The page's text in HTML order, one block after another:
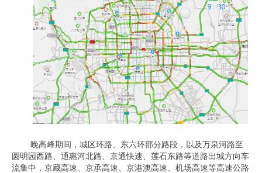
晚高峰期间，城区环路、东六环部分路段，以及万泉河路至
圆明园西路、通惠河北路、京通快速、莲石东路等道路出城方向车
流集中，京藏高速、京承高速、京港澳高速、机场高速等高速公路